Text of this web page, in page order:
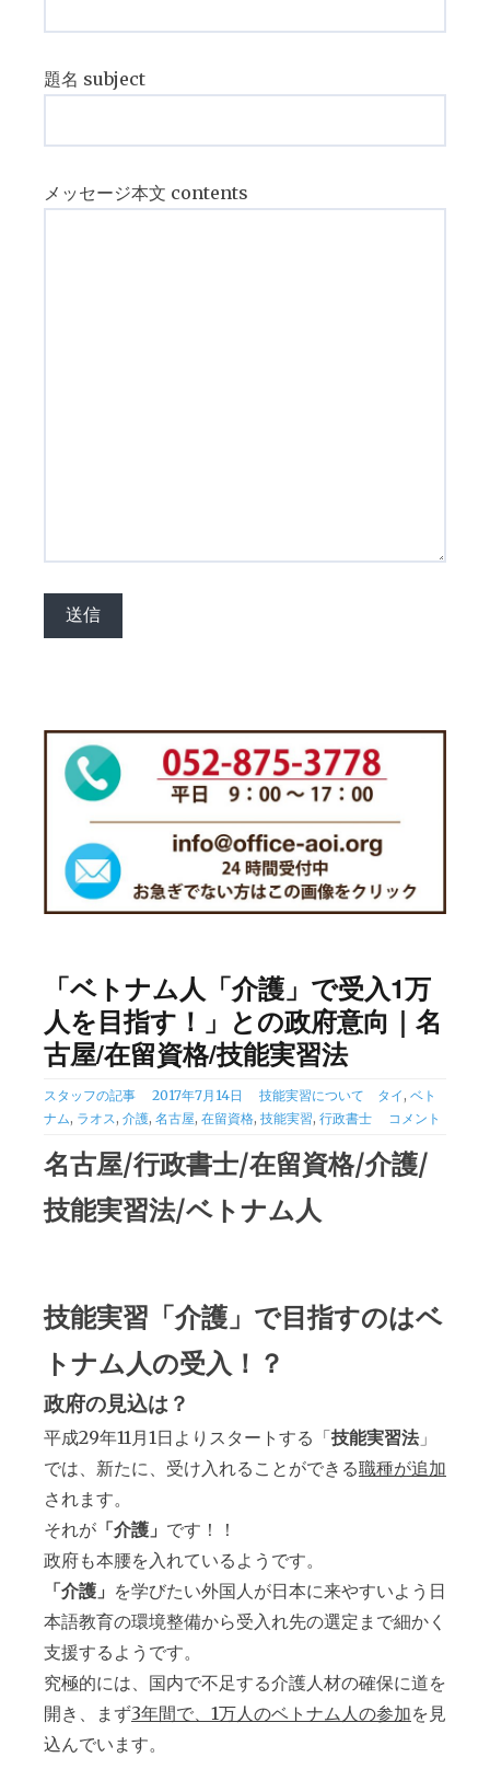
題名 subject
メッセージ本文 contents
「ベトナム人「介護」で受入1万
人を目指す！」との政府意向｜名
古屋/在留資格/技能実習法
スタッフの記事 2017年7月14日
カ
テ
リ
技能実習について
タ
タイ , ベト
ナム, ラオス, 介護, 名古屋, 在留資格, 技能実習, 行政書士 コメント
名古屋/行政書士/在留資格/介護/
技能実習法/ベトナム人
技能実習「介護」で目指すのはベ
トナム人の受入！？
政府の見込は？
平成29年11月1日よりスタートする「技能実習法」
では、新たに、受け入れることができる職種が追加
されます。
それが 「介護」 です！！
政府も本腰を入れているようです。
「介護」 を学びたい外国人が日本に来やすいよう日
本語教育の環境整備から受入れ先の選定まで細かく
支援するようです。
究極的には、国内で不足する介護人材の確保に道を
開き、まず3年間で、1万人のベトナム人の参加を見
込んでいます。